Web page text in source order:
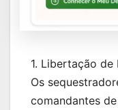
1. Libertação
Os
comandantes